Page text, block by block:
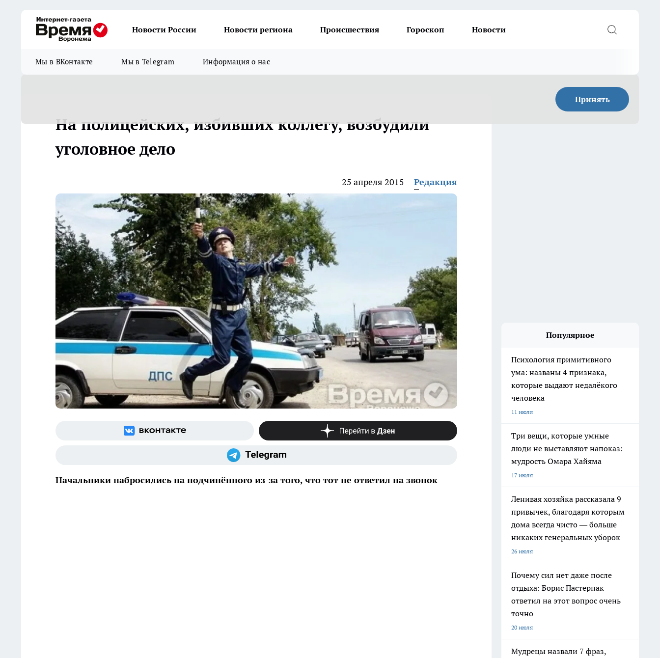
Новости России Новости региона Происшествия Гороскоп Новости
Мы в ВКонтакте Мы в Telegram Информация о нас
Принять
На полицейских, избивших коллегу, возбудили
уголовное дело
25 апреля 2015 Редакция
Начальники набросились на подчинённого из-за того, что тот не ответил на звонок
Популярное
Психология примитивного
ума: названы 4 признака,
которые выдают недалёкого
человека
11 июля
Три вещи, которые умные
люди не выставляют напоказ:
мудрость Омара Хайяма
17 июля
Ленивая хозяйка рассказала 9
привычек, благодаря которым
дома всегда чисто — больше
никаких генеральных уборок
26 июля
Почему сил нет даже после
отдыха: Борис Пастернак
ответил на этот вопрос очень
точно
20 июля
Мудрецы назвали 7 фраз,